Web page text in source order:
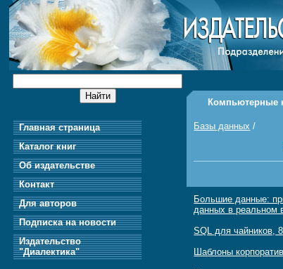
Главная страница
Каталог книг
Об издательстве
Контакт
Для авторов
Подписка на новости
Издательство
"Диалектика"
Компьютерные
Базы данных /
Большие данные:
данных в реальном
SQL для чайников,
Шаблоны